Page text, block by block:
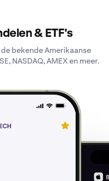
& ETF's
bekende Amerikaanse
NASDAQ, AMEX en meer.